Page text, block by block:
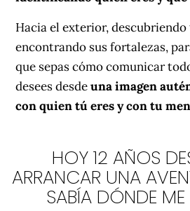
Hacia el exterior,
encontrando sus fortalezas,
que sepas cómo comunicar
desees desdeuna imagen
con quien tú eres y con tu
HOY 12 AÑOS
ARRANCAR UNA
SABÍA DÓNDE ME